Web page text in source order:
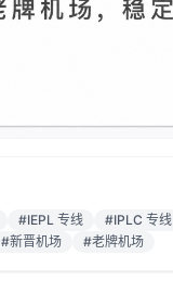
#IEPL 专线 #IPLC 专线
#新晋机场 #老牌机场